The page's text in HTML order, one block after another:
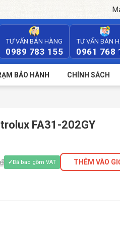
TƯ VẤN BÁN HÀNG
0989 783 155
TƯ VẤN BÁN
0961 768
BẢO HÀNH CHÍNH SÁCH
FA31-202GY
Đã bao gồm VAT THÊM VÀO